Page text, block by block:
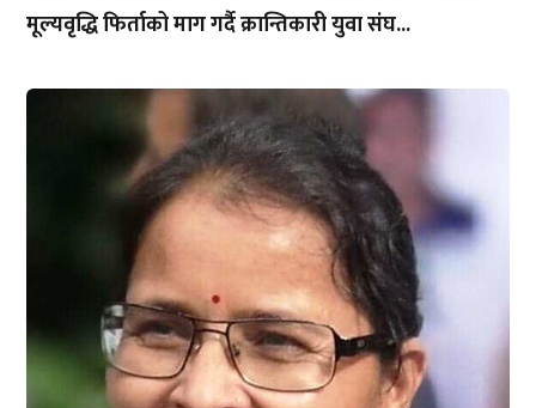
मूल्यवृद्धि फिर्ताको माग गर्दै क्रान्तिकारी युवा संघ...